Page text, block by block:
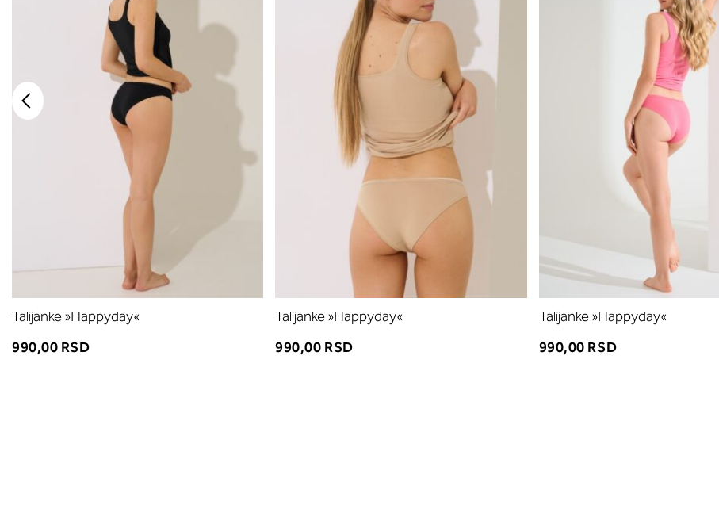
Talijanke »Happyday«
990,00 RSD
Talijanke »Happyday«
990,00 RSD
Talijanke »Happyday«
990,00 RSD